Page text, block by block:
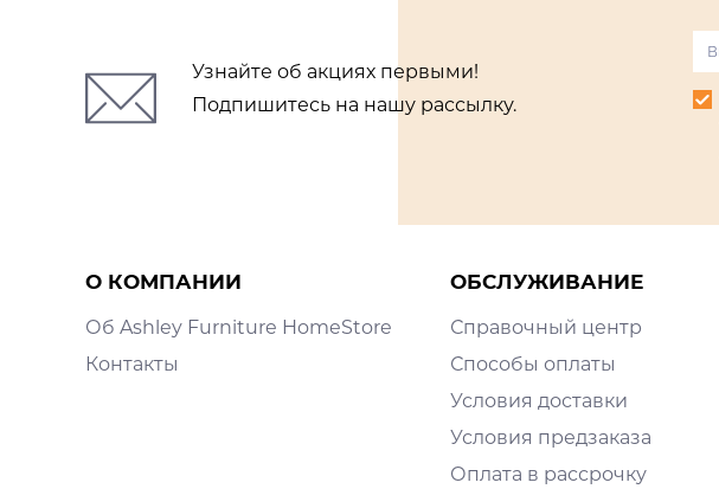
Узнайте об акциях первыми!
Подпишитесь на нашу рассылку.
О КОМПАНИИ
Об Ashley Furniture HomeStore
Контакты
ОБСЛУЖИВАНИЕ
Справочный центр
Способы оплаты
Условия доставки
Условия предзаказа
Оплата в рассрочку